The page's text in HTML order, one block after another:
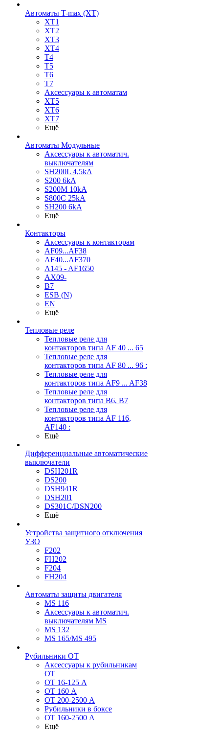
Автоматы T-max (XT)
XT1
XT2
XT3
XT4
T4
T5
T6
T7
Аксессуары к автоматам
XT5
XT6
XT7
Ещё
Автоматы Модульные
Аксессуары к автоматич.
выключателям
SH200L 4,5kA
S200 6kA
S200M 10kA
S800C 25kA
SH200 6kA
Ещё
Контакторы
Аксессуары к контакторам
AF09...AF38
AF40...AF370
A145 - AF1650
AX09-
B7
ESB (N)
EN
Ещё
Тепловые реле
Тепловые реле для
контакторов типа AF 40 ... 65
Тепловые реле для
контакторов типа AF 80 ... 96 :
Тепловые реле для
контакторов типа AF9 ... AF38
Тепловые реле для
контакторов типа В6, В7
Тепловые реле для
контакторов типа AF 116,
AF140 :
Ещё
Дифференциальные автоматические
выключатели
DSH201R
DS200
DSH941R
DSH201
DS301C/DSN200
Ещё
Устройства защитного отключения
УЗО
F202
FH202
F204
FH204
Автоматы защиты двигателя
MS 116
Аксессуары к автоматич.
выключателям MS
MS 132
MS 165/MS 495
Рубильники ОТ
Аксессуары к рубильникам
OT
OT 16-125 А
OT 160 А
OT 200-2500 А
Рубильники в боксе
OT 160-2500 А
Ещё